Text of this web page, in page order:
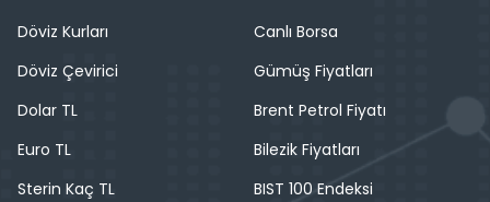
Döviz Kurları
Döviz Çevirici
Dolar TL
Euro TL
Sterin Kaç TL
Canlı Borsa
Gümüş Fiyatları
Brent Petrol Fiyatı
Bilezik Fiyatları
BIST 100 Endeksi